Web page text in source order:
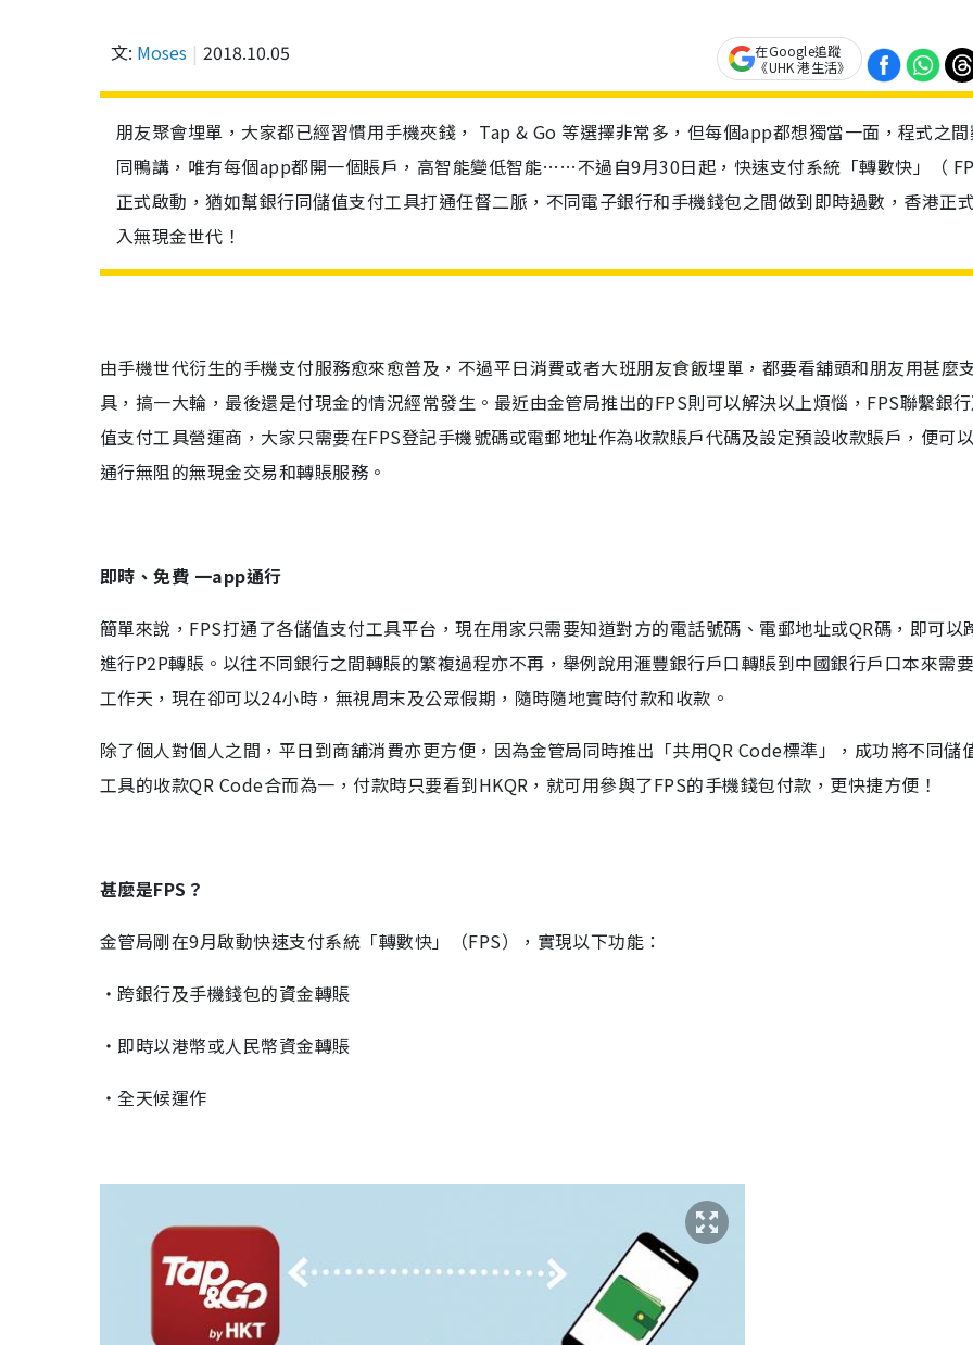
文: Moses 2018.10.05
在Google追蹤
《UHK 港生活》
朋友聚會埋單，大家都已經習慣用手機夾錢， Tap & Go 等選擇非常多，但每個app都想獨當一面，程式之
同鴨講，唯有每個app都開一個賬戶，高智能變低智能……不過自9月30日起，快速支付系統「轉數快」（
正式啟動，猶如幫銀行同儲值支付工具打通任督二脈，不同電子銀行和手機錢包之間做到即時過數，香港正
入無現金世代！
由手機世代衍生的手機支付服務愈來愈普及，不過平日消費或者大班朋友食飯埋單，都要看舖頭和朋友用甚麼
具，搞一大輪，最後還是付現金的情況經常發生。最近由金管局推出的FPS則可以解決以上煩惱，FPS聯繫銀
值支付工具營運商，大家只需要在FPS登記手機號碼或電郵地址作為收款賬戶代碼及設定預設收款賬戶，便可
通行無阻的無現金交易和轉賬服務。
即時、免費 一app通行
簡單來說， FPS打通了各儲值支付工具平台，現在用家只需要知道對方的電話號碼、電郵地址或QR碼，即可以
進行P2P轉賬。以往不同銀行之間轉賬的繁複過程亦不再，舉例說用滙豐銀行戶口轉賬到中國銀行戶口本來需
工作天，現在卻可以24小時，無視周末及公眾假期，隨時隨地實時付款和收款。
除了個人對個人之間，平日到商舖消費亦更方便，因為金管局同時推出「共用QR Code標準」，成功將不同儲
工具的收款QR Code合而為一，付款時只要看到HKQR ，就可用參與了FPS的手機錢包付款，更快捷方便！
甚麼是FPS ？
金管局剛在9月啟動快速支付系統「轉數快」（FPS），實現以下功能：
‧跨銀行及手機錢包的資金轉賬
‧即時以港幣或人民幣資金轉賬
‧全天候運作